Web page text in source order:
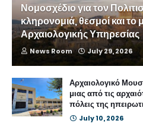
Νομοσχέδιο για τον
κληρονομιά, θεσμοί και το
Αρχαιολογικής Υπηρεσίας
News Room July 29, 2026
Αρχαιολογικό
μιας από τις
πόλεις της
July 10, 2026